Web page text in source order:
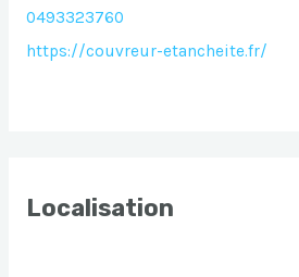
0493323760
https://couvreur-etancheite.fr/
Localisation